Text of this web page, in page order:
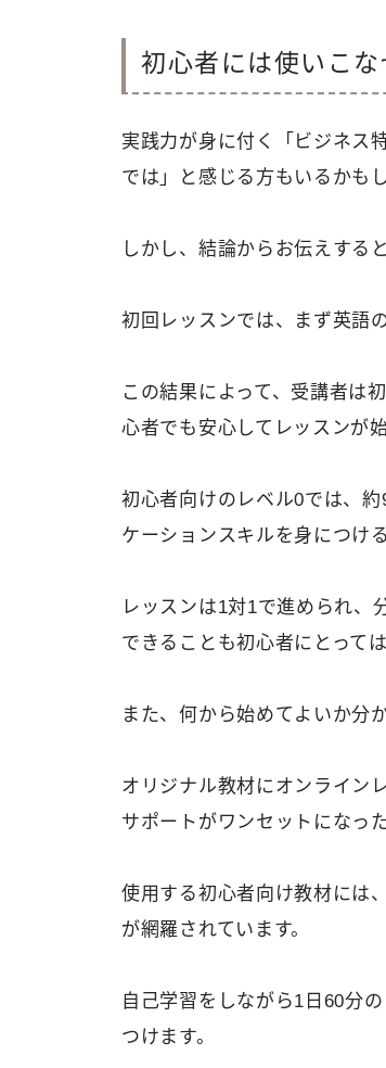
初心者には使いこな
実践力が身に付く「ビジネス
では」と感じる方もいるかも
しかし、結論からお伝えする
初回レッスンでは、まず英語
この結果によって、受講者は
心者でも安心してレッスンが
初心者向けのレベル0では、
ケーションスキルを身につけ
レッスンは1対1で進められ、
できることも初心者にとって
また、何から始めてよいか分
オリジナル教材にオンライン
サポートがワンセットになっ
使用する初心者向け教材には
が網羅されています。
自己学習をしながら1日60分
つけます。